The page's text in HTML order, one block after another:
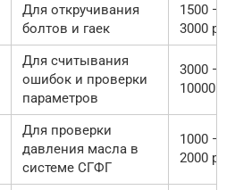
Для откручивания
болтов и гаек
1500 —
3000 руб.
Для считывания
ошибок и проверки
параметров
3000 —
10000
Для проверки
давления масла в
системе СГФГ
1000 —
2000 руб.